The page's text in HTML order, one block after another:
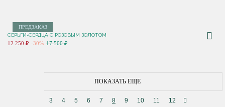
ПРЕДЗАКАЗ
СЕРЬГИ-СЕРДЦА С РОЗОВЫМ ЗОЛОТОМ
12 250 ₽ -30% 17 500 ₽
ПОКАЗАТЬ ЕЩЕ
3 4 5 6 7 8 9 10 11 12